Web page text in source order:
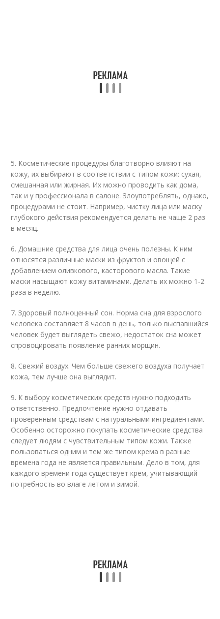
5. Косметические процедуры благотворно влияют на
кожу, их выбирают в соответствии с типом кожи: сухая,
смешанная или жирная. Их можно проводить как дома,
так и у профессионала в салоне. Злоупотреблять, однако,
процедурами не стоит. Например, чистку лица или маску
глубокого действия рекомендуется делать не чаще 2 раз
в месяц.
6. Домашние средства для лица очень полезны. К ним
относятся различные маски из фруктов и овощей с
добавлением оливкового, касторового масла. Такие
маски насыщают кожу витаминами. Делать их можно 1-2
раза в неделю.
7. Здоровый полноценный сон. Норма сна для взрослого
человека составляет 8 часов в день, только выспавшийся
человек будет выглядеть свежо, недостаток сна может
спровоцировать появление ранних морщин.
8. Свежий воздух. Чем больше свежего воздуха получает
кожа, тем лучше она выглядит.
9. К выбору косметических средств нужно подходить
ответственно. Предпочтение нужно отдавать
проверенным средствам с натуральными ингредиентами.
Особенно осторожно покупать косметические средства
следует людям с чувствительным типом кожи. Также
пользоваться одним и тем же типом крема в разные
времена года не является правильным. Дело в том, для
каждого времени года существует крем, учитывающий
потребность во влаге летом и зимой.